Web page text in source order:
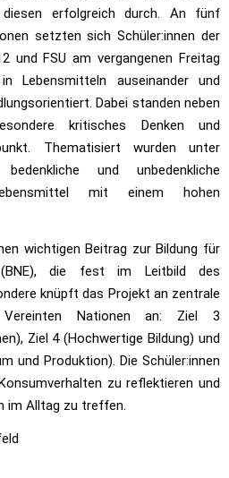
erfolgreich durch. An fünf
setzten sich Schüler:innen der
und FSU am vergangenen Freitag
Lebensmitteln auseinander und
Dabei standen neben
kritisches Denken und
Thematisiert wurden unter
und unbedenkliche
mit einem hohen
wichtigen Beitrag zur Bildung für
(BNE), die fest im Leitbild des
knüpft das Projekt an zentrale
Vereinten Nationen an: Ziel 3
Ziel 4 (Hochwertige Bildung) und
und Produktion). Die Schüler:innen
zu reflektieren und
im Alltag zu treffen.